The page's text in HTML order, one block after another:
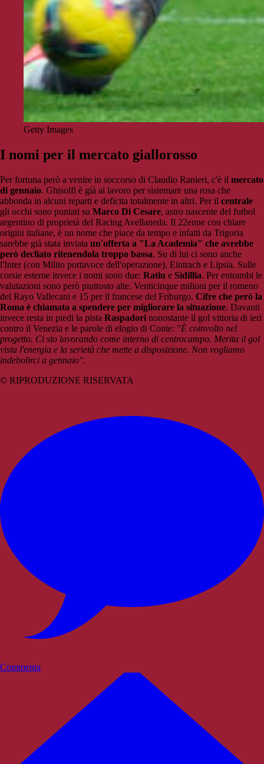
Getty Images
I nomi per il mercato giallorosso
Per fortuna però a venire in soccorso di Claudio Ranieri, c'è il mercato
di gennaio. Ghisolfi è già al lavoro per sistemare una rosa che
abbonda in alcuni reparti e deficita totalmente in altri. Per il centrale
gli occhi sono puntati su Marco Di Cesare, astro nascente del futbol
argentino di proprietà del Racing Avellaneda. Il 22enne con chiare
origini italiane, è un nome che piace da tempo e infatti da Trigoria
sarebbe già stata inviata un'offerta a "La Academia" che avrebbe
però decliato ritenendola troppo bassa. Su di lui ci sono anche
l'Inter (con Milito portavoce dell'operazione), Eintrach e Lipsia. Sulle
corsie esterne invece i nomi sono due: Ratiu e Sidillia. Per entrambi le
valutazioni sono però piuttosto alte. Venticinque milioni per il romeno
del Rayo Vallecani e 15 per il francese del Friburgo. Cifre che però la
Roma è chiamata a spendere per migliorare la situazione. Davanti
invece resta in piedi la pista Raspadori nonostante il gol vittoria di ieri
contro il Venezia e le parole di elogio di Conte: "È coinvolto nel
progetto. Ci sto lavorando come interno di centrocampo. Merita il gol
vista l'energia e la serietà che mette a disposizione. Non vogliamo
indebolirci a gennaio".
© RIPRODUZIONE RISERVATA
Commenta